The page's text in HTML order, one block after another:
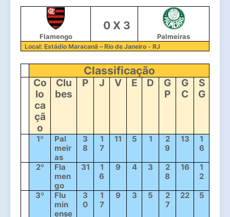
Flamengo
0 X 3
Palmeiras
Local: Estádio Maracanã – Rio de Janeiro - RJ
Classificação
Co
lo
ca
çã
o
Clu
bes
P J V E D
G
P
G
C
S
G
1º
Pal
meir
as
3
8
1
7
11 5 1
2
9
13
1
6
2º
Fla
men
go
31
1
6
9 4 3
2
8
16
1
2
3º
Flu
min
ense
3
0
1
7
9 3 5
2
7
22 5